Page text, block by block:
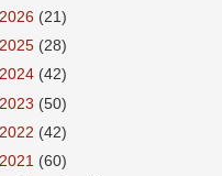
2026 (21)
2025 (28)
2024 (42)
2023 (50)
2022 (42)
2021 (60)